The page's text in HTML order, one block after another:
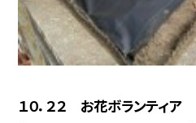
１０．２２ お花ボランティア